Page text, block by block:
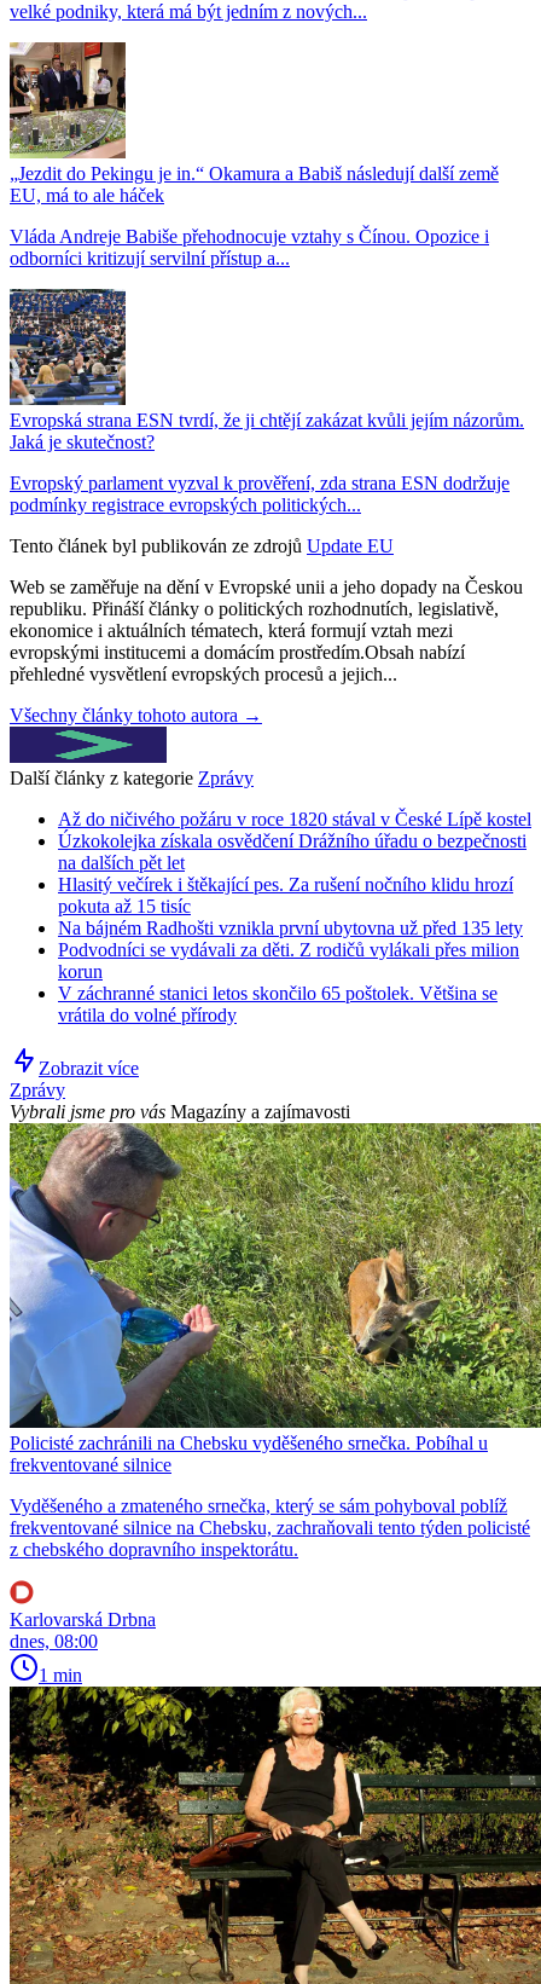
velké podniky, která má být jedním z nových...
„Jezdit do Pekingu je in.“ Okamura a Babiš následují další země
EU, má to ale háček
Vláda Andreje Babiše přehodnocuje vztahy s Čínou. Opozice i
odborníci kritizují servilní přístup a...
Evropská strana ESN tvrdí, že ji chtějí zakázat kvůli jejím názorům.
Jaká je skutečnost?
Evropský parlament vyzval k prověření, zda strana ESN dodržuje
podmínky registrace evropských politických...
Tento článek byl publikován ze zdrojů Update EU
Web se zaměřuje na dění v Evropské unii a jeho dopady na Českou
republiku. Přináší články o politických rozhodnutích, legislativě,
ekonomice i aktuálních tématech, která formují vztah mezi
evropskými institucemi a domácím prostředím.Obsah nabízí
přehledné vysvětlení evropských procesů a jejich...
Všechny články tohoto autora →
Další články z kategorie Zprávy
Až do ničivého požáru v roce 1820 stával v České Lípě kostel
Úzkokolejka získala osvědčení Drážního úřadu o bezpečnosti
na dalších pět let
Hlasitý večírek i štěkající pes. Za rušení nočního klidu hrozí
pokuta až 15 tisíc
Na bájném Radhošti vznikla první ubytovna už před 135 lety
Podvodníci se vydávali za děti. Z rodičů vylákali přes milion
korun
V záchranné stanici letos skončilo 65 poštolek. Většina se
vrátila do volné přírody
Zobrazit více
Zprávy
Vybrali jsme pro vás Magazíny a zajímavosti
Policisté zachránili na Chebsku vyděšeného srnečka. Pobíhal u
frekventované silnice
Vyděšeného a zmateného srnečka, který se sám pohyboval poblíž
frekventované silnice na Chebsku, zachraňovali tento týden policisté
z chebského dopravního inspektorátu.
Karlovarská Drbna
dnes, 08:00
1 min